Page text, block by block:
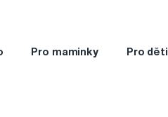
Pro maminky Pro děti